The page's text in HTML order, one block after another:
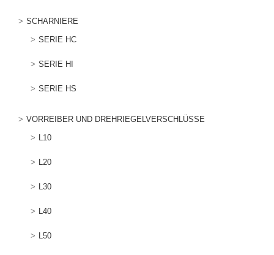
SCHARNIERE
SERIE HC
SERIE HI
SERIE HS
VORREIBER UND DREHRIEGELVERSCHLÜSSE
L10
L20
L30
L40
L50